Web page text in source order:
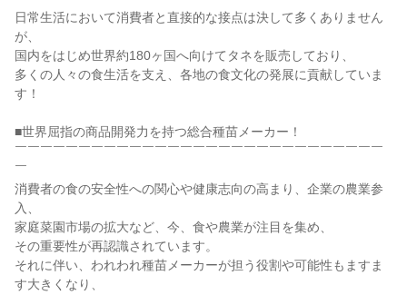
日常生活において消費者と直接的な接点は決して多くありません
が、
国内をはじめ世界約180ヶ国へ向けてタネを販売しており、
多くの人々の食生活を支え、各地の食文化の発展に貢献していま
す！
■世界屈指の商品開発力を持つ総合種苗メーカー！
￣￣￣￣￣￣￣￣￣￣￣￣￣￣￣￣￣￣￣￣￣￣￣￣￣￣￣￣￣
￣
消費者の食の安全性への関心や健康志向の高まり、企業の農業参
入、
家庭菜園市場の拡大など、今、食や農業が注目を集め、
その重要性が再認識されています。
それに伴い、われわれ種苗メーカーが担う役割や可能性もますま
す大きくなり、